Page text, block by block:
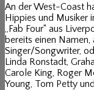
An der West-Coast
Hippies und Musiker
„Fab Four“ aus
bereits einen
Singer/Songwriter,
Linda Ronstadt,
Carole King, Roger
Young, Tom Petty